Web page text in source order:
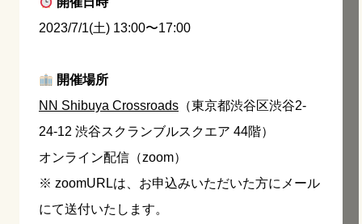
2023/7/1(土) 13:00〜17:00
開催場所
NN Shibuya Crossroads （東京都渋谷区渋谷2-
24-12 渋谷スクランブルスクエア 44階）
オンライン配信（zoom）
※ zoomURLは、お申込みいただいた方にメール
にて送付いたします。